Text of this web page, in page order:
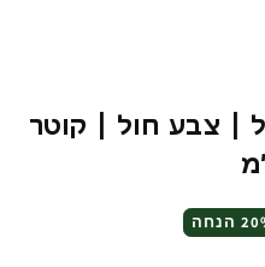
| צבע חול | קוטר
20